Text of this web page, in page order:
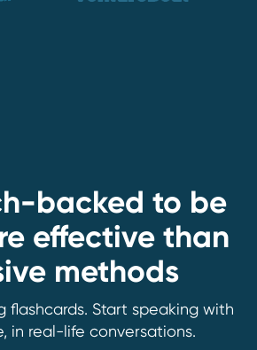
backed to be
effective than
methods
flashcards. Start speaking with
in real-life conversations.